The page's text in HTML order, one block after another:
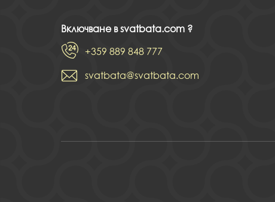
Включване в svatbata.com ?
+359 889 848 777
svatbata@svatbata.com